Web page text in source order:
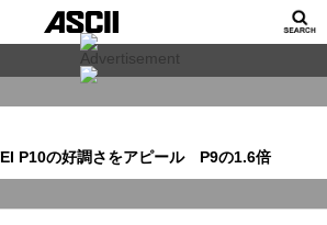
P10の好調さをアピール P9の1.6倍